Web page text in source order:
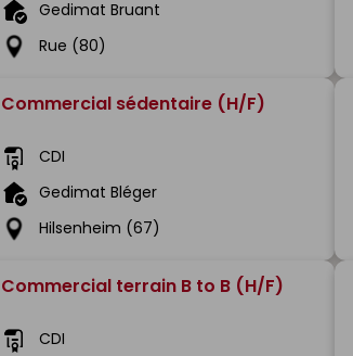
Gedimat Bruant
Rue (80)
Commercial sédentaire (H/F)
CDI
Gedimat Bléger
Hilsenheim (67)
Commercial terrain B to B (H/F)
CDI